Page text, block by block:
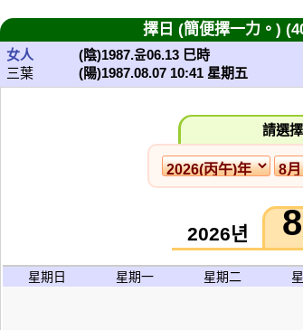
擇日 (簡便擇一力。)
女人
三葉
(陰)1987.윤06.13 巳時
(陽)1987.08.07 10:41 星期五
請選
2026년
星期日 星期一 星期二